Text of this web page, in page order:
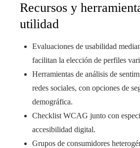
Recursos y
utilidad
Evaluaciones de usabilidad
facilitan la elección de perfiles
Herramientas de análisis de
redes sociales, con opciones de
demográfica.
Checklist WCAG junto con
accesibilidad digital.
Grupos de consumidores